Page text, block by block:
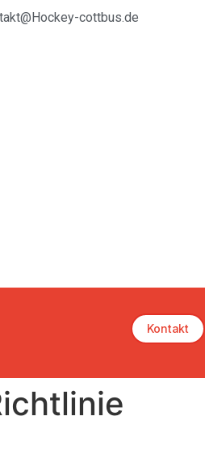
cottbus.de
Kontakt